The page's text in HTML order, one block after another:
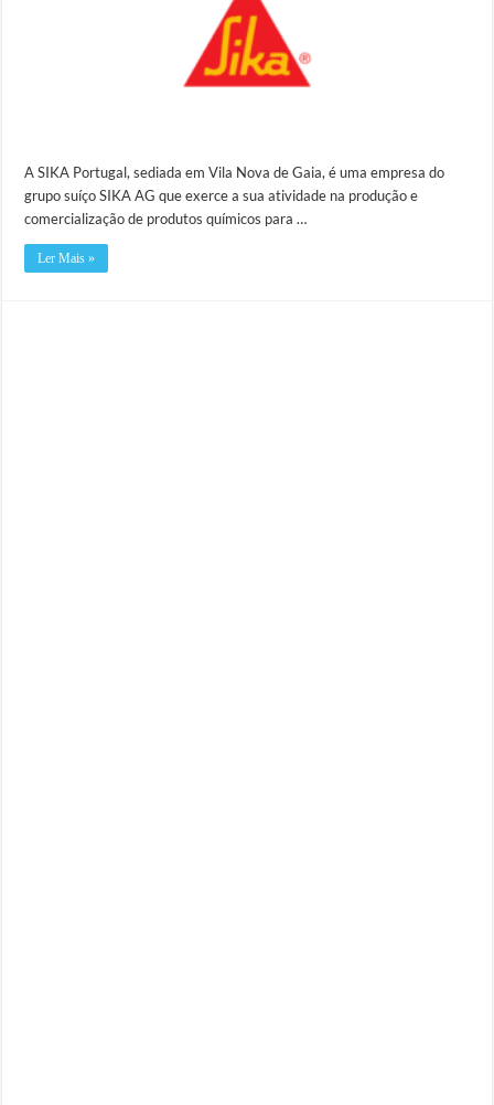
A SIKA Portugal, sediada em Vila Nova de Gaia, é uma empresa do
grupo suíço SIKA AG que exerce a sua atividade na produção e
comercialização de produtos químicos para …
Ler Mais »